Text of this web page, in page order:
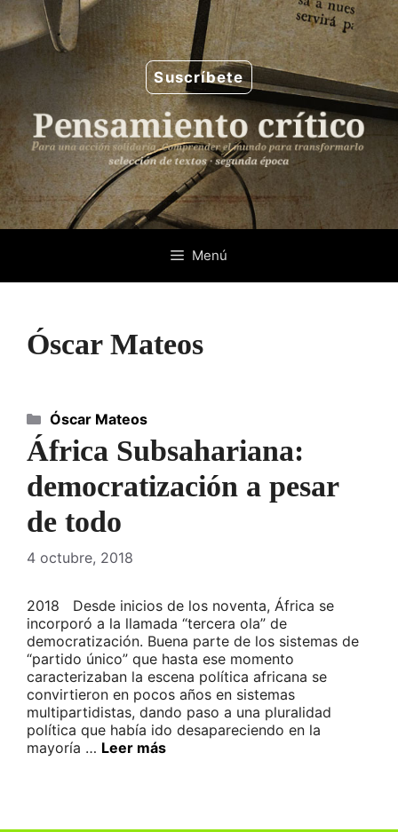
Saltar
al
contenido
Suscríbete
Menú
Óscar Mateos
África Subsahariana:
democratización a pesar
de todo
4 octubre, 2018
2018 Desde inicios de los noventa, África se
incorporó a la llamada “tercera ola” de
democratización. Buena parte de los sistemas de
“partido único” que hasta ese momento
caracterizaban la escena política africana se
convirtieron en pocos años en sistemas
multipartidistas, dando paso a una pluralidad
política que había ido desapareciendo en la
mayoría … Leer más
Categorías
Óscar Mateos